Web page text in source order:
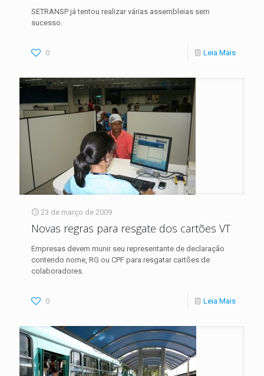
SETRANSP já tentou realizar várias assembleias sem
sucesso.
0 Leia Mais
23 de março de 2009
Novas regras para resgate dos cartões VT
Empresas devem munir seu representante de declaração
contendo nome, RG ou CPF para resgatar cartões de
colaboradores.
0 Leia Mais